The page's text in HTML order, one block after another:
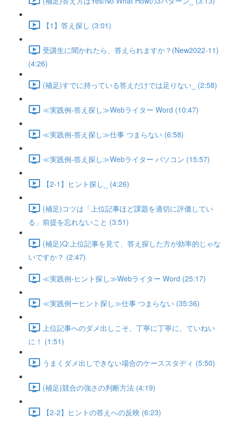
【1】答え探し (3:01)
受講生に聞かれたら、答えられますか？(New2022-11)
(4:26)
(補足)すでに持っている答えだけでは足りない_ (2:58)
≪実践例-答え探し≫Webライター Word (10:47)
≪実践例-答え探し≫仕事 つまらない (6:58)
≪実践例-答え探し≫Webライター パソコン (15:57)
【2-1】ヒント探し_ (4:26)
(補足)コツは「上位記事ほど課題を適切に評価してい
る」前提を忘れないこと (3:51)
(補足)Q:上位記事を見て、答え探した方が効率的じゃな
いですか？ (2:47)
≪実践例-ヒント探し≫Webライター Word (25:17)
≪実践例ーヒント探し≫仕事 つまらない (35:36)
上位記事へのダメ出しこそ、丁寧に丁寧に、ていねい
に！ (1:51)
うまくダメ出しできない場合のケーススタディ (5:50)
(補足)競合の強さの判断方法 (4:19)
【2-2】ヒントの答えへの反映 (6:23)